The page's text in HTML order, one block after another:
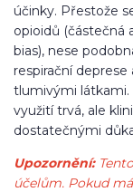
účinky. Přestože
opioidů (částečná
bias), nese
respirační
tlumivými látkami.
využití trvá, ale
dostatečnými
Upozornění:
účelům. Pokud